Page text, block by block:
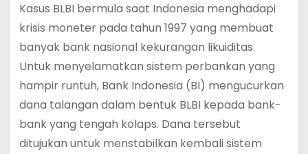
Kasus BLBI bermula saat Indonesia menghadapi
krisis moneter pada tahun 1997 yang membuat
banyak bank nasional kekurangan likuiditas.
Untuk menyelamatkan sistem perbankan yang
hampir runtuh, Bank Indonesia (BI) mengucurkan
dana talangan dalam bentuk BLBI kepada bank-
bank yang tengah kolaps. Dana tersebut
ditujukan untuk menstabilkan kembali sistem